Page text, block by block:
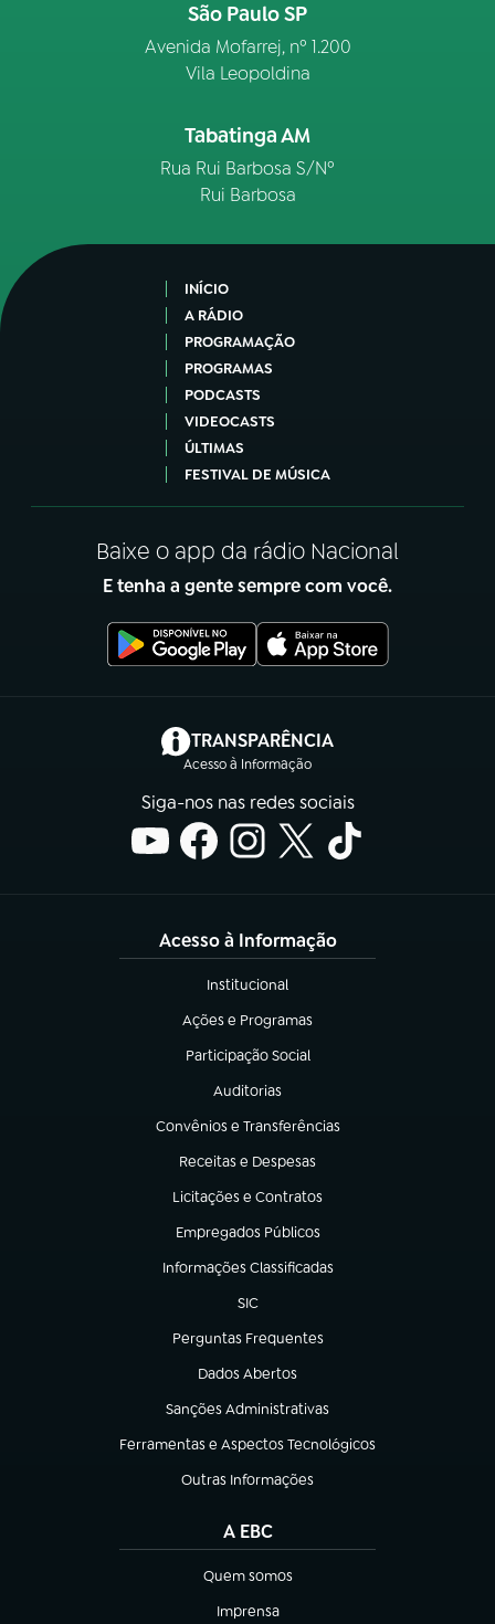
São Paulo SP
Avenida Mofarrej, nº 1.200
Vila Leopoldina
Tabatinga AM
Rua Rui Barbosa S/Nº
Rui Barbosa
INÍCIO
A RÁDIO
PROGRAMAÇÃO
PROGRAMAS
PODCASTS
VIDEOCASTS
ÚLTIMAS
FESTIVAL DE MÚSICA
Baixe o app da rádio Nacional
E tenha a gente sempre com você.
TRANSPARÊNCIA
Acesso à Informação
(abre em nova aba)
Siga-nos nas redes sociais
Acesso à Informação
Institucional
(abre em nova aba)
Ações e Programas
(abre em nova aba)
Participação Social
(abre em nova aba)
Auditorias
(abre em nova aba)
Convênios e Transferências
(abre em nova aba)
Receitas e Despesas
(abre em nova aba)
Licitações e Contratos
(abre em nova aba)
Empregados Públicos
(abre em nova aba)
Informações Classificadas
(abre em nova aba)
SIC
(abre em nova aba)
Perguntas Frequentes
(abre em nova aba)
Dados Abertos
(abre em nova aba)
Sanções Administrativas
(abre em nova aba)
Ferramentas e Aspectos Tecnológicos
(abre em nova aba)
Outras Informações
(abre em nova aba)
A EBC
Quem somos
(abre em nova aba)
Imprensa
(abre em nova aba)